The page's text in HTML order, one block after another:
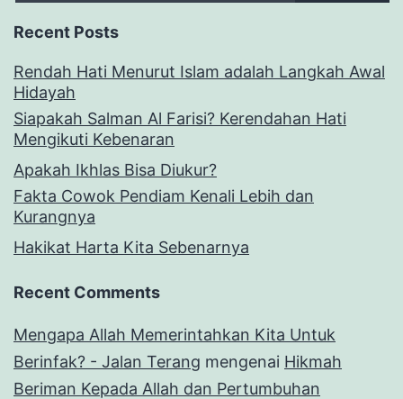
Recent Posts
Rendah Hati Menurut Islam adalah Langkah Awal
Hidayah
Siapakah Salman Al Farisi? Kerendahan Hati
Mengikuti Kebenaran
Apakah Ikhlas Bisa Diukur?
Fakta Cowok Pendiam Kenali Lebih dan
Kurangnya
Hakikat Harta Kita Sebenarnya
Recent Comments
Mengapa Allah Memerintahkan Kita Untuk
Berinfak? - Jalan Terang mengenai Hikmah
Beriman Kepada Allah dan Pertumbuhan